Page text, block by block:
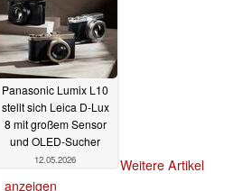
Panasonic Lumix L10
stellt sich Leica D-Lux
8 mit großem Sensor
und OLED-Sucher
12.05.2026
Weitere Artikel
anzeigen